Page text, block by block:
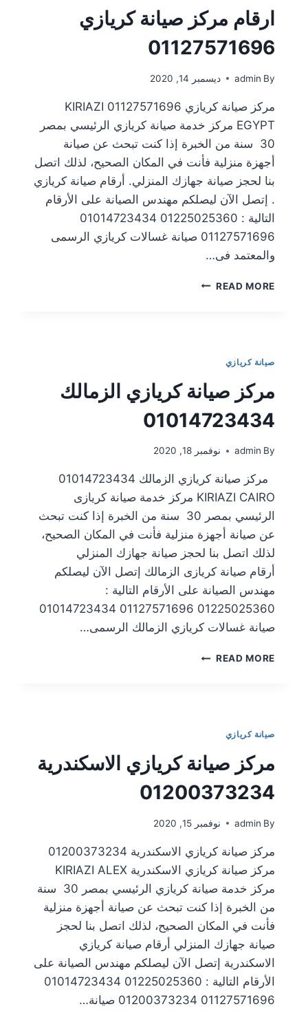
ارقام مركز صيانة كريازي
01127571696
By
admin ديسمبر 14, 2020
مركز صيانة كريازي 01127571696 KIRIAZI
EGYPT مركز خدمة صيانة كريازي الرئيسي بمصر
30 سنة من الخبرة إذا كنت تبحث عن صيانة
أجهزة منزلية فأنت في المكان الصحيح، لذلك اتصل
بنا لحجز صيانة جهازك المنزلي. أرقام صيانة كريازي
. إتصل الآن ليصلكم مهندس الصيانة على الأرقام
التالية : 01225025360 01014723434
01127571696 صيانة غسالات كريازي الرسمى
والمعتمد فى…
READ MORE
صيانة كريازي
مركز صيانة كريازي الزمالك
01014723434
By
admin نوفمبر 18, 2020
مركز صيانة كريازي الزمالك 01014723434
KIRIAZI CAIRO مركز خدمة صيانة كريازى
الرئيسي بمصر 30 سنة من الخبرة إذا كنت تبحث
عن صيانة أجهزة منزلية فأنت في المكان الصحيح،
لذلك اتصل بنا لحجز صيانة جهازك المنزلي
أرقام صيانة كريازى الزمالك إتصل الآن ليصلكم
مهندس الصيانة على الأرقام التالية :
01225025360 01127571696 01014723434
صيانة غسالات كريازي الزمالك الرسمى…
READ MORE
صيانة كريازي
مركز صيانة كريازي الاسكندرية
01200373234
By
admin نوفمبر 15, 2020
مركز صيانة كريازي الاسكندرية 01200373234
مركز صيانة كريازي الاسكندرية KIRIAZI ALEX
مركز خدمة صيانة كريازي الرئيسي بمصر 30 سنة
من الخبرة إذا كنت تبحث عن صيانة أجهزة منزلية
فأنت في المكان الصحيح، لذلك اتصل بنا لحجز
صيانة جهازك المنزلي أرقام صيانة كريازي
الاسكندرية إتصل الآن ليصلكم مهندس الصيانة على
الأرقام التالية : 01225025360 01014723434
01127571696 01200373234 صيانة…